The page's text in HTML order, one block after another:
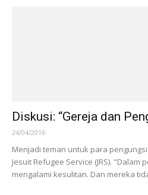
Diskusi: “Gereja dan
24/04/2016
Menjadi teman untuk para
Jesuit Refugee Service (JRS).
mengalami kesulitan. Dan mereka